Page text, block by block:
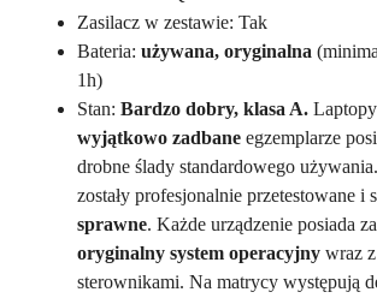
Zasilacz w zestawie: Tak
Bateria: używana, oryginalna
1h)
Stan: Bardzo dobry, klasa A.
wyjątkowo zadbane egzemplarze
drobne ślady standardowego
zostały profesjonalnie przetestowane i
sprawne. Każde urządzenie posiada
oryginalny system operacyjny wraz
sterownikami. Na matrycy występują